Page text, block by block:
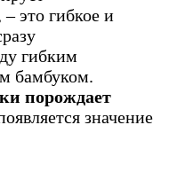
это гибкое и
гибким
бамбуком.
порождает
значение